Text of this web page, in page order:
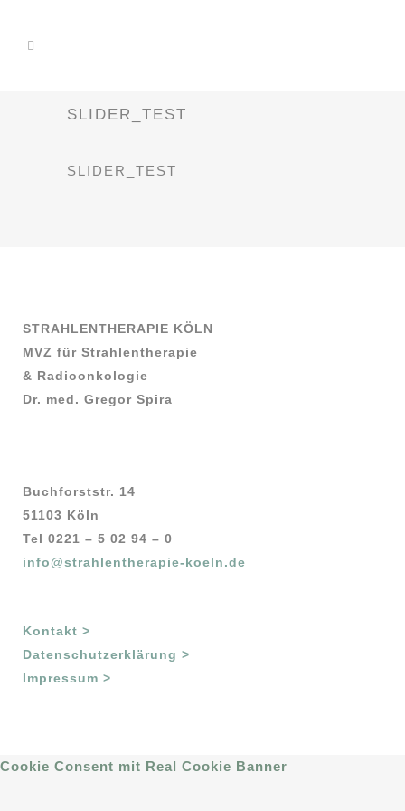
SLIDER_TEST
SLIDER_TEST
STRAHLENTHERAPIE KÖLN
MVZ für Strahlentherapie
& Radioonkologie
Dr. med. Gregor Spira
Buchforststr. 14
51103 Köln
Tel 0221 – 5 02 94 – 0
info@strahlentherapie-koeln.de
Kontakt >
Datenschutzerklärung >
Impressum >
Cookie Consent mit Real Cookie Banner